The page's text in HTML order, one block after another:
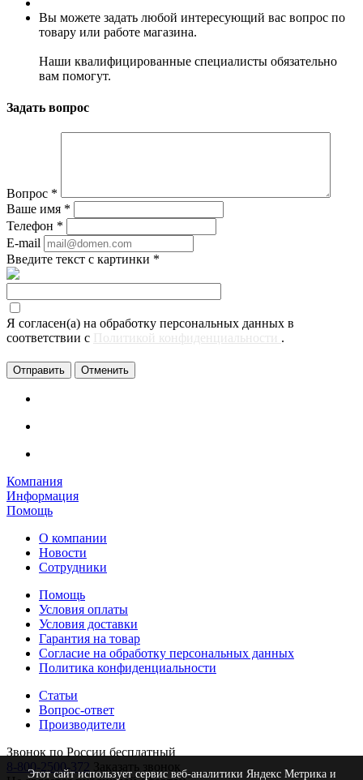
Вы можете задать любой интересующий вас вопрос по
товару или работе магазина.
Наши квалифицированные специалисты обязательно
вам помогут.
Задать вопрос
Вопрос *
Ваше имя *
Телефон *
E-mail
Введите текст с картинки *
Я согласен(а) на обработку персональных данных в
соответствии с Политикой конфиденциальности .
Отменить
Компания
Информация
Помощь
О компании
Новости
Сотрудники
Помощь
Условия оплаты
Условия доставки
Гарантия на товар
Согласие на обработку персональных данных
Политика конфиденциальности
Статьи
Вопрос-ответ
Производители
Звонок по России бесплатный
8-800-2500-372
Заказать звонок
Этот сайт использует сервис веб-аналитики Яндекс Метрика и